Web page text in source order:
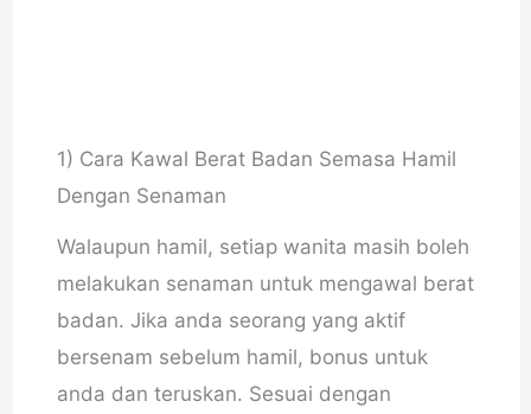
1) Cara Kawal Berat Badan Semasa Hamil
Dengan Senaman
Walaupun hamil, setiap wanita masih boleh
melakukan senaman untuk mengawal berat
badan. Jika anda seorang yang aktif
bersenam sebelum hamil, bonus untuk
anda dan teruskan. Sesuai dengan